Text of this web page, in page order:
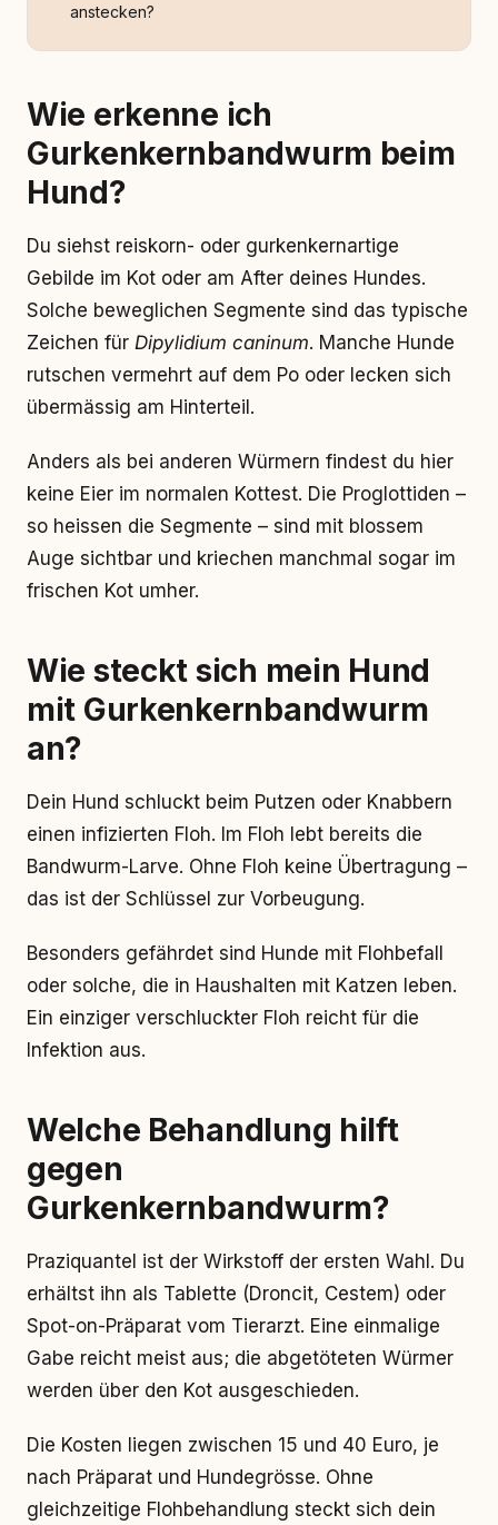
anstecken?
Wie erkenne ich
Gurkenkernbandwurm beim
Hund?
Du siehst reiskorn- oder gurkenkernartige
Gebilde im Kot oder am After deines Hundes.
Solche beweglichen Segmente sind das typische
Zeichen für Dipylidium caninum. Manche Hunde
rutschen vermehrt auf dem Po oder lecken sich
übermässig am Hinterteil.
Anders als bei anderen Würmern findest du hier
keine Eier im normalen Kottest. Die Proglottiden –
so heissen die Segmente – sind mit blossem
Auge sichtbar und kriechen manchmal sogar im
frischen Kot umher.
Wie steckt sich mein Hund
mit Gurkenkernbandwurm
an?
Dein Hund schluckt beim Putzen oder Knabbern
einen infizierten Floh. Im Floh lebt bereits die
Bandwurm-Larve. Ohne Floh keine Übertragung –
das ist der Schlüssel zur Vorbeugung.
Besonders gefährdet sind Hunde mit Flohbefall
oder solche, die in Haushalten mit Katzen leben.
Ein einziger verschluckter Floh reicht für die
Infektion aus.
Welche Behandlung hilft
gegen
Gurkenkernbandwurm?
Praziquantel ist der Wirkstoff der ersten Wahl. Du
erhältst ihn als Tablette (Droncit, Cestem) oder
Spot-on-Präparat vom Tierarzt. Eine einmalige
Gabe reicht meist aus; die abgetöteten Würmer
werden über den Kot ausgeschieden.
Die Kosten liegen zwischen 15 und 40 Euro, je
nach Präparat und Hundegrösse. Ohne
gleichzeitige Flohbehandlung steckt sich dein